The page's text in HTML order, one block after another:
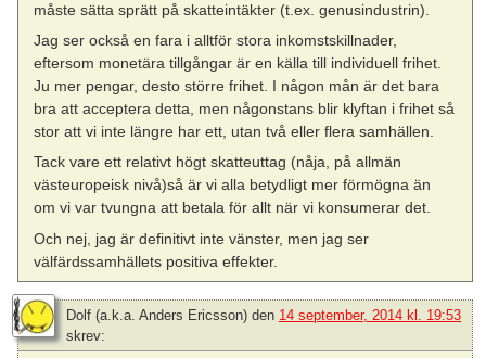
måste sätta sprätt på skatteintäkter (t.ex. genusindustrin).
Jag ser också en fara i alltför stora inkomstskillnader,
eftersom monetära tillgångar är en källa till individuell frihet.
Ju mer pengar, desto större frihet. I någon mån är det bara
bra att acceptera detta, men någonstans blir klyftan i frihet så
stor att vi inte längre har ett, utan två eller flera samhällen.
Tack vare ett relativt högt skatteuttag (nåja, på allmän
västeuropeisk nivå)så är vi alla betydligt mer förmögna än
om vi var tvungna att betala för allt när vi konsumerar det.
Och nej, jag är definitivt inte vänster, men jag ser
välfärdssamhällets positiva effekter.
Dolf (a.k.a. Anders Ericsson) den 14 september, 2014 kl. 19:53
skrev: